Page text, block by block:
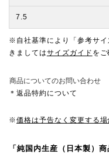
7.5
※自社基準により「参考サイ
きましてはサイズガイド をご
商品についてのお問い合わせ
＊返品特約について
※価格は予告なく変更する
「純国内生産（日本製）商